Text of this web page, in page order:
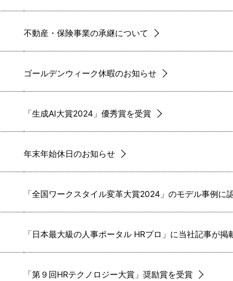
不動産・保険事業の承継について
ゴールデンウィーク休暇のお知らせ
「生成AI大賞2024」優秀賞を受賞
年末年始休日のお知らせ
「全国ワークスタイル変革大賞2024」のモデル事例に
「日本最大級の人事ポータル HRプロ」に当社記事が掲
「第９回HRテクノロジー大賞」奨励賞を受賞